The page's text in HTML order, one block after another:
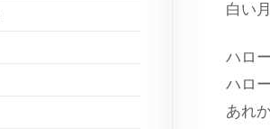
白い
ハロ
ハロ
あれ